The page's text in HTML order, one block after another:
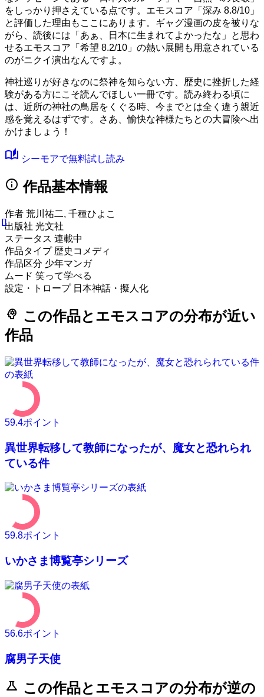
をしっかり押さえている点です。 エモスコア「深み 8.8/10」
と評価した理由もここにあります。ギャグ漫画の皮を被りな
がら、読後には「あぁ、日本に生まれてよかったな」と思わ
せるエモスコア「希望 8.2/10」 の熱い展開も用意されている
のがニクイ演出なんですよ。
神社巡りが好きなのに祭神を知らない方、歴史に挫折した経
験がある方にこそ読んでほしい一冊です。読み終わる頃に
は、近所の神社の鳥居をくぐる時、今までとは全く違う親近
感を覚えるはずです。さあ、愉快な神様たちとの大冒険へ出
かけましょう！
auto_stories シーモアで無料試し読み
info 作品基本情報
作者 荒川祐二, 千種ひよこ
出版社 光文社
ステータス 連載中
作品タイプ 歴史コメディ
作品区分 少年マンガ
ムード 笑って学べる
設定・トロープ 日本神話・擬人化
psychology この作品とエモスコアの分布が近い
作品
59.4ポイント
異世界転移して教師になったが、魔女と恐れられ
ている件
59.8ポイント
いかさま博覧亭シリーズ
56.6ポイント
腐男子天使
science この作品とエモスコアの分布が逆の